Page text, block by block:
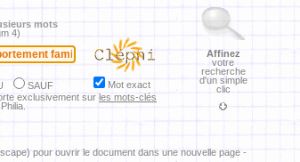
mots
4)
SAUF
Mot exact
exclusivement sur les mots-clés
Affinez
votre
recherche
d'un simple
clic
pour ouvrir le document dans une nouvelle page -